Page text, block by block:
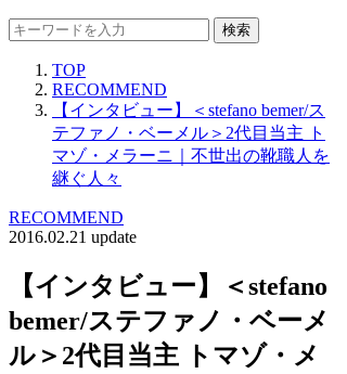
検索
TOP
RECOMMEND
【インタビュー】＜stefano bemer/ス
テファノ・ベーメル＞2代目当主 ト
マゾ・メラーニ｜不世出の靴職人を
継ぐ人々
RECOMMEND
2016.02.21 update
【インタビュー】＜stefano
bemer/ステファノ・ベーメ
ル＞2代目当主 トマゾ・メ